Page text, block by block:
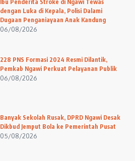
Ibu Penderita Stroke di Ngawi Tewas
dengan Luka di Kepala, Polisi Dalami
Dugaan Penganiayaan Anak Kandung
06/08/2026
228 PNS Formasi 2024 Resmi Dilantik,
Pemkab Ngawi Perkuat Pelayanan Publik
06/08/2026
Banyak Sekolah Rusak, DPRD Ngawi Desak
Dikbud Jemput Bola ke Pemerintah Pusat
05/08/2026